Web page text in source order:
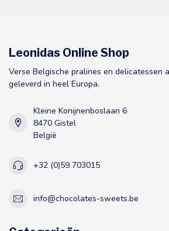
Leonidas Online Shop
Verse Belgische pralines en delicatessen
geleverd in heel Europa.
Kleine Konijnenboslaan 6
8470 Gistel
België
+32 (0)59 703015
info@chocolates-sweets.be